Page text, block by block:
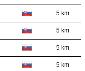
5 km
5 km
5 km
5 km